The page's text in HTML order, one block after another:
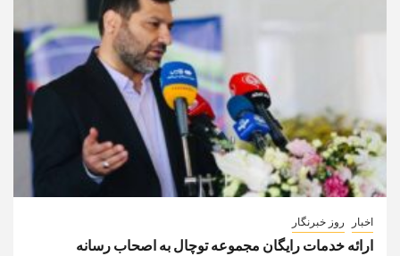
اخبار روز خبرنگار
ارائه خدمات رایگان مجموعه توچال به اصحاب رسانه